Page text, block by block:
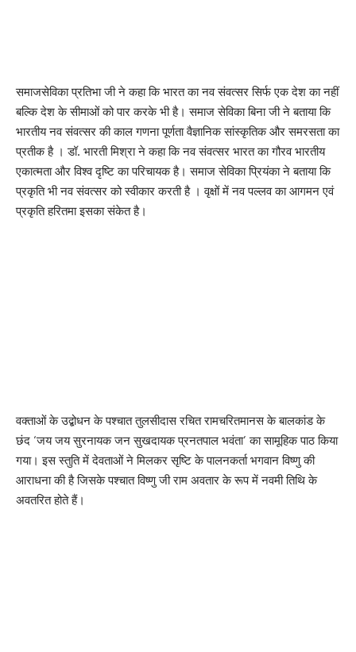
समाजसेविका प्रतिभा जी ने कहा कि भारत का नव संवत्सर सिर्फ एक देश का नहीं
बल्कि देश के सीमाओं को पार करके भी है। समाज सेविका बिना जी ने बताया कि
भारतीय नव संवत्सर की काल गणना पूर्णता वैज्ञानिक सांस्कृतिक और समरसता का
प्रतीक है । डॉ. भारती मिश्रा ने कहा कि नव संवत्सर भारत का गौरव भारतीय
एकात्मता और विश्व दृष्टि का परिचायक है। समाज सेविका प्रियंका ने बताया कि
प्रकृति भी नव संवत्सर को स्वीकार करती है । वृक्षों में नव पल्लव का आगमन एवं
प्रकृति हरितमा इसका संकेत है।
वक्ताओं के उद्बोधन के पश्चात तुलसीदास रचित रामचरितमानस के बालकांड के
छंद ‘जय जय सुरनायक जन सुखदायक प्रनतपाल भवंता’ का सामूहिक पाठ किया
गया। इस स्तुति में देवताओं ने मिलकर सृष्टि के पालनकर्ता भगवान विष्णु की
आराधना की है जिसके पश्चात विष्णु जी राम अवतार के रूप में नवमी तिथि के
अवतरित होते हैं।